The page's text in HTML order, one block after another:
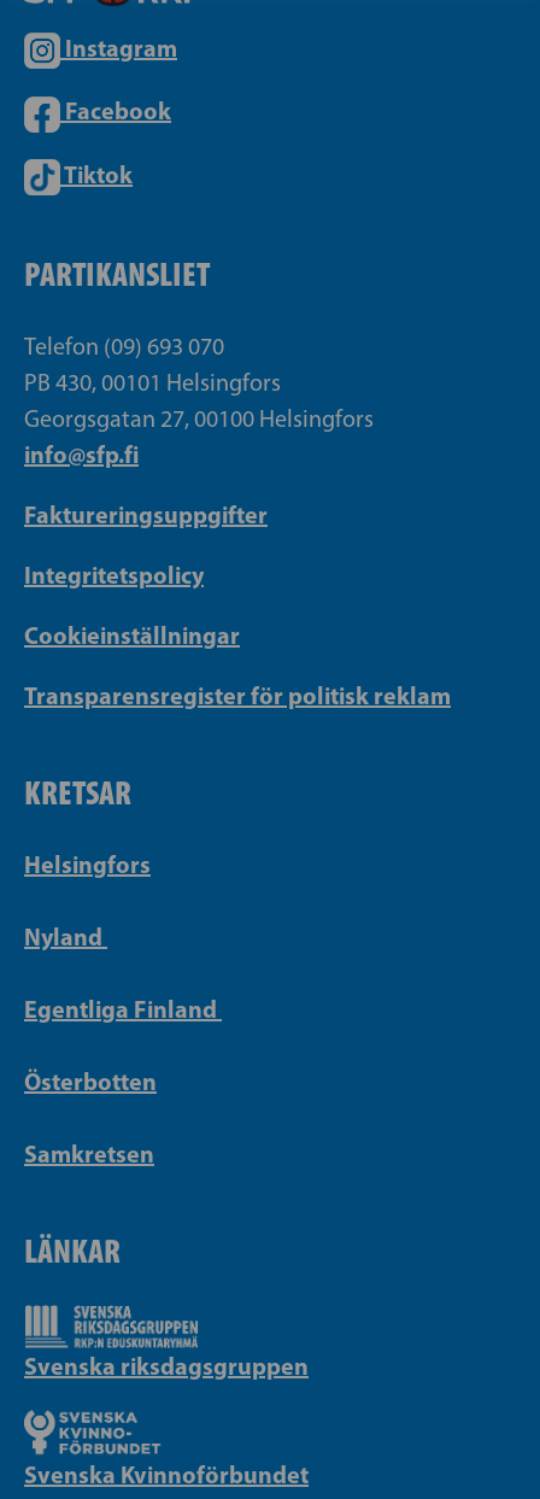
Instagram
Facebook
Tiktok
PARTIKANSLIET
Telefon (09) 693 070
PB 430, 00101 Helsingfors
Georgsgatan 27, 00100 Helsingfors
info@sfp.fi
Faktureringsuppgifter
Integritetspolicy
Cookieinställningar
Transparensregister för politisk reklam
KRETSAR
Helsingfors
Nyland
Egentliga Finland
Österbotten
Samkretsen
LÄNKAR
Svenska riksdagsgruppen
Svenska Kvinnoförbundet